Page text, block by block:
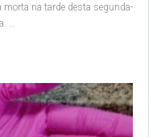
na tarde desta segunda-